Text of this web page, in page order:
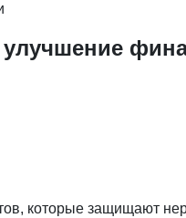
которые защищают